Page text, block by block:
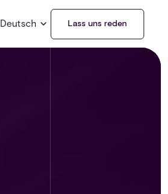
Deutsch Lass uns reden